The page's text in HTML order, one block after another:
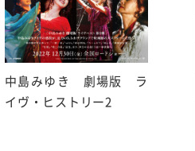
中島みゆき 劇場版 ラ
イヴ・ヒストリー2